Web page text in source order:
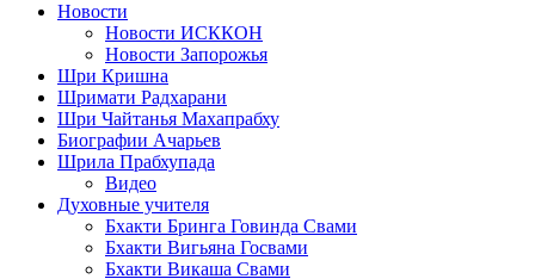
Новости
Новости ИСККОН
Новости Запорожья
Шри Кришна
Шримати Радхарани
Шри Чайтанья Махапрабху
Биографии Ачарьев
Шрила Прабхупада
Видео
Духовные учителя
Бхакти Бринга Говинда Свами
Бхакти Вигьяна Госвами
Бхакти Викаша Свами